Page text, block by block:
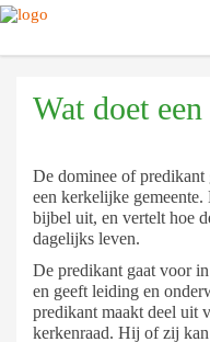
Wat doet
De dominee of predikant
een kerkelijke
bijbel uit, en vertelt hoe
dagelijks leven.
De predikant gaat voor
en geeft leiding en
predikant maakt deel uit
kerkenraad. Hij of zij